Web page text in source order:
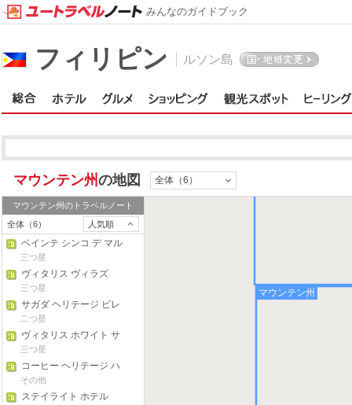
フィリピン ルソン島
マウンテン州の地図 全体（6）
マウンテン州 のトラベルノート
全体（6）
人気順
ベインテ シンコ デ マル
ソ アパートメンツ
三つ星
ヴィタリス ヴィラズ
三つ星
サガダ ヘリテージ ビレ
ッジ
二つ星
ヴィタリス ホワイト サ
ンズ
三つ星
コーヒー ヘリテージ ハ
ウス & ホステル
その他
ステイライト ホテル
マウンテン州
みんなのガイドブック